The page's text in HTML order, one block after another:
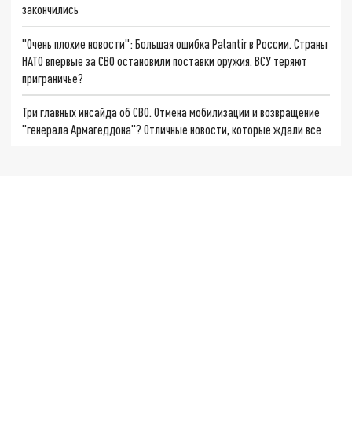
закончились
"Очень плохие новости": Большая ошибка Palantir в России. Страны
НАТО впервые за СВО остановили поставки оружия. ВСУ теряют
приграничье?
Три главных инсайда об СВО. Отмена мобилизации и возвращение
"генерала Армагеддона"? Отличные новости, которые ждали все